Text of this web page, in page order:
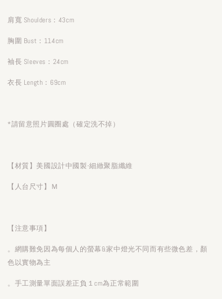
肩寬 Shoulders：43cm
胸圍 Bust：114cm
袖長 Sleeves：24cm
衣長 Length：69cm
*請留意照片圓圈處（確定洗不掉）
【材質】美國設計中國製-細緻聚脂纖維
【人台尺寸】Ｍ
【注意事項】
。網購難免因為每個人的螢幕&家中燈光不同而有些微色差，顏
色以實物為主
。手工測量單面誤差正負１cm為正常範圍